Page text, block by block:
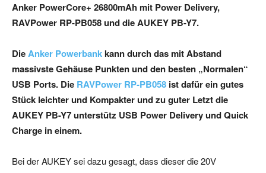
Anker PowerCore+ 26800mAh mit Power Delivery,
RAVPower RP-PB058 und die AUKEY PB-Y7.
DieAnker Powerbankkann durch das mit Abstand
massivste Gehäuse Punkten und den besten „Normalen“
USB Ports. Die RAVPower RP-PB058 ist dafür ein gutes
Stück leichter und Kompakter und zu guter Letzt die
AUKEY PB-Y7 unterstütz USB Power Delivery und Quick
Charge in einem.
Bei der AUKEY sei dazu gesagt, dass dieser die 20V